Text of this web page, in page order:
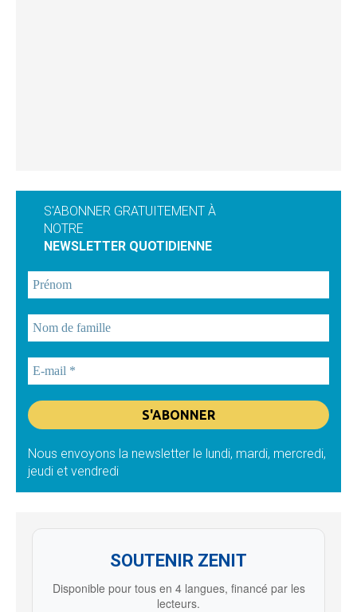
S'ABONNER GRATUITEMENT À
NOTRE
NEWSLETTER QUOTIDIENNE
Nous envoyons la newsletter le lundi, mardi, mercredi,
jeudi et vendredi
SOUTENIR ZENIT
Disponible pour tous en 4 langues, financé par les
lecteurs.